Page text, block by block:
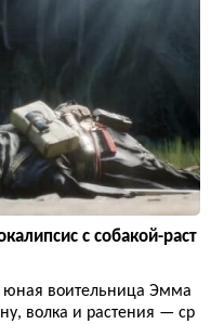
с собакой-раст
юная воительница Эмма
волка и растения — ср